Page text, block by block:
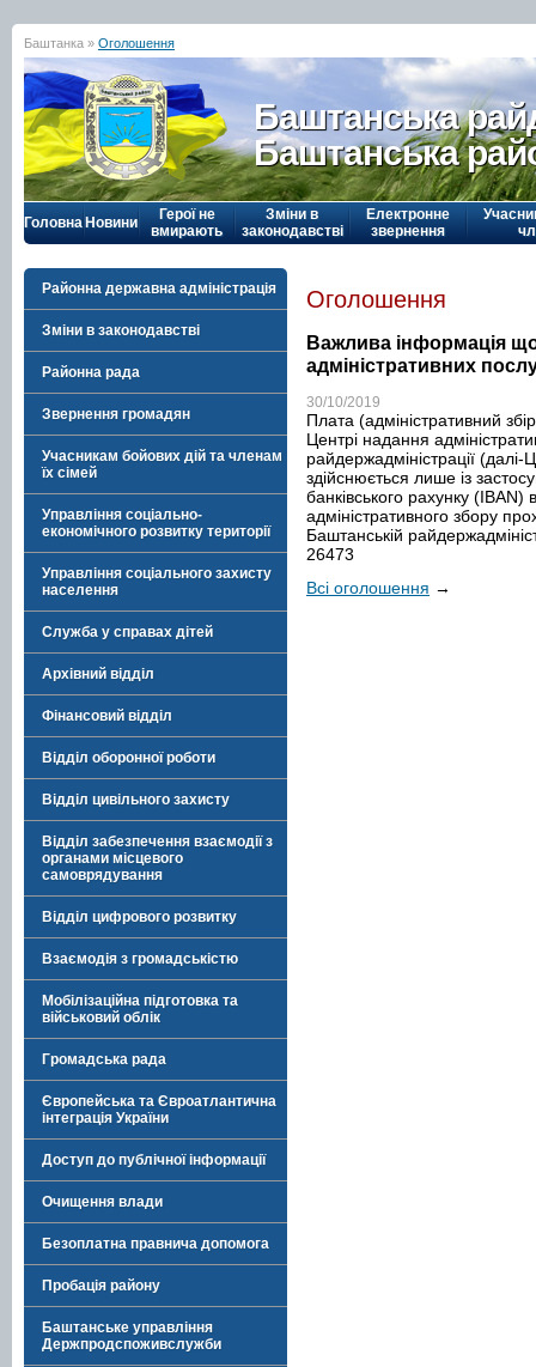
Баштанка » Оголошення
Баштанська
Баштанська
Головна Новини
Герої не
вмирають
Зміни в
законодавстві
Електронне
звернення
Районна державна адміністрація
Зміни в законодавстві
Районна рада
Звернення громадян
Учасникам бойових дій та членам
їх сімей
Управління соціально-
економічного розвитку території
Управління соціального захисту
населення
Служба у справах дітей
Архівний відділ
Фінансовий відділ
Відділ оборонної роботи
Відділ цивільного захисту
Відділ забезпечення взаємодії з
органами місцевого
самоврядування
Відділ цифрового розвитку
Взаємодія з громадськістю
Мобілізаційна підготовка та
військовий облік
Громадська рада
Європейська та Євроатлантична
інтеграція України
Доступ до публічної інформації
Очищення влади
Безоплатна правнича допомога
Пробація району
Баштанське управління
Держпродспоживслужби
Оголошення
Важлива інформація
адміністративних
30/10/2019
Плата (адміністративний
Центрі надання
райдержадміністрації
здійснюється лише із
банківського рахунку (IBAN)
адміністративного збору
Баштанській
26473
Всі оголошення →